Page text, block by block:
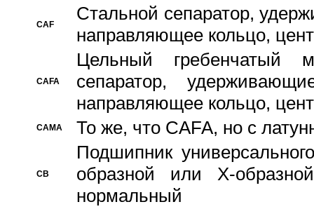
CAF
Стальной сепаратор,
направляющее кольцо,
CAFA
Цельный гребенчатый
сепаратор,
направляющее кольцо,
CAMA То же, что CAFA, но с
CB
Подшипник
образной или Х-
нормальный